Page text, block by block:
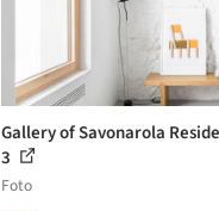
Gallery of Savonarola
3
Foto